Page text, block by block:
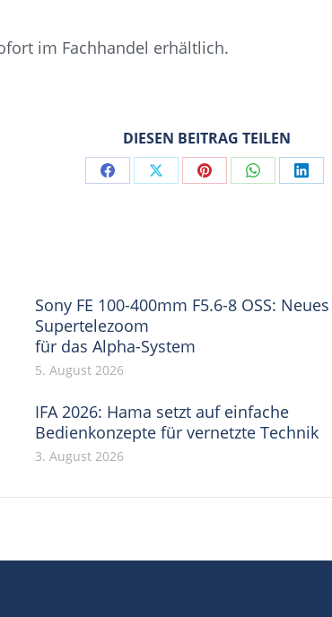
im Fachhandel erhältlich.
DIESEN BEITRAG TEILEN
Share Share Share Share Share
Sony FE 100-400mm F5.6-8 OSS: Neues
Supertelezoom
für das Alpha-System
5. August 2026
IFA 2026: Hama setzt auf einfache
Bedienkonzepte für vernetzte Technik
3. August 2026